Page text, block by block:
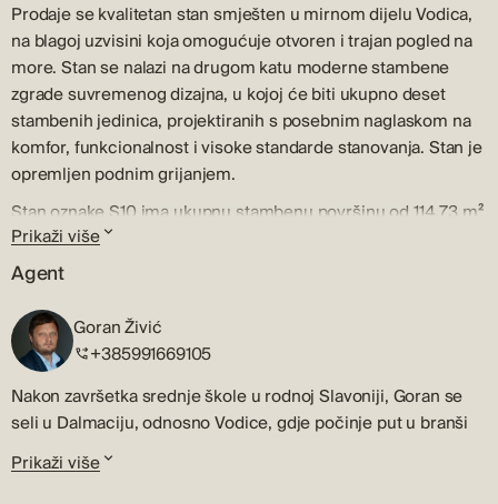
Prodaje se kvalitetan stan smješten u mirnom dijelu Vodica,
na blagoj uzvisini koja omogućuje otvoren i trajan pogled na
more. Stan se nalazi na drugom katu moderne stambene
zgrade suvremenog dizajna, u kojoj će biti ukupno deset
stambenih jedinica, projektiranih s posebnim naglaskom na
komfor, funkcionalnost i visoke standarde stanovanja. Stan je
opremljen podnim grijanjem.
Stan oznake S10 ima ukupnu stambenu površinu od 114,73 m².
Prostorni raspored obuhvaća prostrani open-space koncept
kuhinje, blagovaonice i dnevnog boravka, iz kojeg se izlazi na
natkrivenu terasu površine 21,50 m², idealnu za boravak na
otvorenom uz pogled na more. U ostatku stana nalaze se tri
spavaće sobe, dvije kupaonice te spremište, čime je
osigurana visoka razina praktičnosti i udobnosti za
svakodnevni život.
Stanu pripada jedno vanjsko parkirno mjesto te dodatno
spremište u podrumu površine 12,74 m². Pri opremanju
Prikaži više
Agent
Goran Živić
+385991669105
Nakon završetka srednje škole u rodnoj Slavoniji, Goran se
seli u Dalmaciju, odnosno Vodice, gdje počinje put u branši
prodaje i posredovanja pri kupnji i prodaji nekretnina , koji
traje više od 20 godina.
Prikaži više